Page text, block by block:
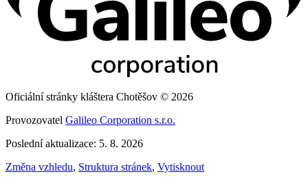
Oficiální stránky kláštera Chotěšov © 2026
Provozovatel Galileo Corporation s.r.o.
Poslední aktualizace: 5. 8. 2026
Změna vzhledu, Struktura stránek, Vytisknout